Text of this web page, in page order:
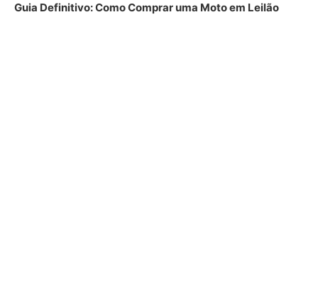
Guia Definitivo: Como Comprar uma Moto em Leilão